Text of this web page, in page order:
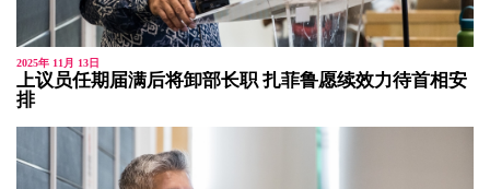
2025年 11月 13日
上议员任期届满后将卸部长职 扎菲鲁愿续效力待首相安
排